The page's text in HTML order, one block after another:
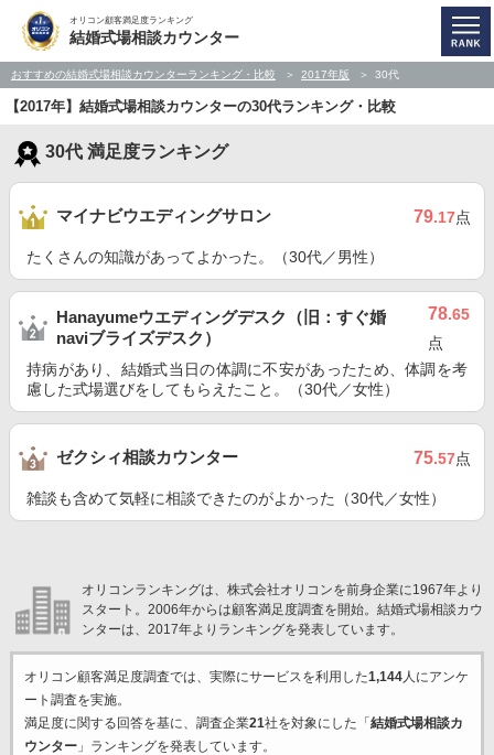
オリコン顧客満足度ランキング
結婚式場相談カウンター
おすすめの結婚式場相談カウンターランキング・比較 2017年版 30代
【2017年】結婚式場相談カウンターの30代ランキング・比較
30代 満足度ランキング
マイナビウエディングサロン 79.17点
たくさんの知識があってよかった。（30代／男性）
Hanayumeウエディングデスク（旧：すぐ婚
naviブライズデスク）
78.65
点
持病があり、結婚式当日の体調に不安があったため、体調を考
慮した式場選びをしてもらえたこと。（30代／女性）
ゼクシィ相談カウンター 75.57点
雑談も含めて気軽に相談できたのがよかった（30代／女性）
オリコンランキングは、株式会社オリコンを前身企業に1967年より
スタート。2006年からは顧客満足度調査を開始。結婚式場相談カウ
ンターは、2017年よりランキングを発表しています。
オリコン顧客満足度調査では、実際にサービスを利用した1,144人にアンケ
ート調査を実施。
満足度に関する回答を基に、調査企業21社を対象にした「 結婚式場相談カ
ウンター」ランキングを発表しています。